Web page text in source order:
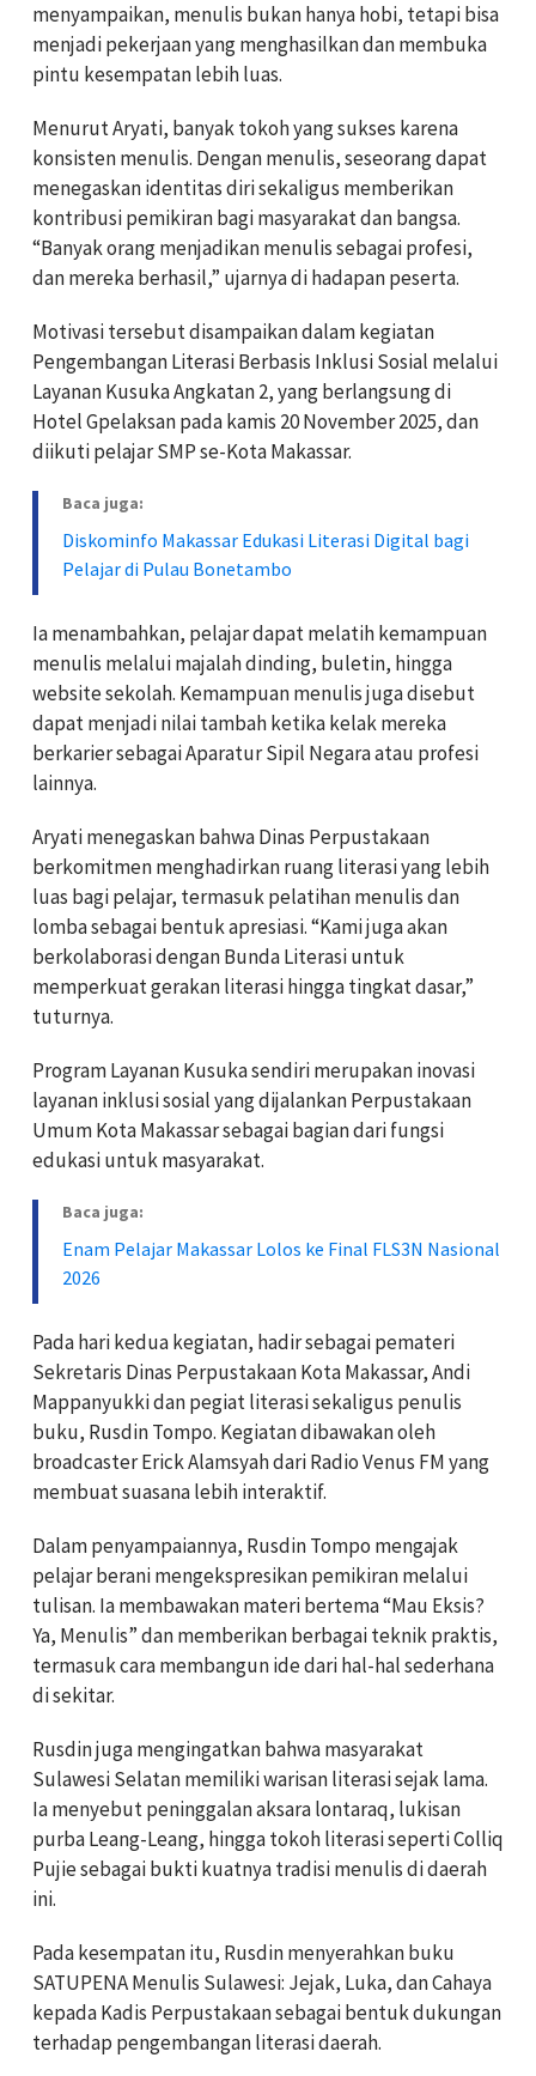
menyampaikan, menulis bukan hanya hobi, tetapi bisa
menjadi pekerjaan yang menghasilkan dan membuka
pintu kesempatan lebih luas.
Menurut Aryati, banyak tokoh yang sukses karena
konsisten menulis. Dengan menulis, seseorang dapat
menegaskan identitas diri sekaligus memberikan
kontribusi pemikiran bagi masyarakat dan bangsa.
“Banyak orang menjadikan menulis sebagai profesi,
dan mereka berhasil,” ujarnya di hadapan peserta.
Motivasi tersebut disampaikan dalam kegiatan
Pengembangan Literasi Berbasis Inklusi Sosial melalui
Layanan Kusuka Angkatan 2, yang berlangsung di
Hotel Gpelaksan pada kamis 20 November 2025, dan
diikuti pelajar SMP se-Kota Makassar.
Baca juga:
Diskominfo Makassar Edukasi Literasi Digital bagi
Pelajar di Pulau Bonetambo
Ia menambahkan, pelajar dapat melatih kemampuan
menulis melalui majalah dinding, buletin, hingga
website sekolah. Kemampuan menulis juga disebut
dapat menjadi nilai tambah ketika kelak mereka
berkarier sebagai Aparatur Sipil Negara atau profesi
lainnya.
Aryati menegaskan bahwa Dinas Perpustakaan
berkomitmen menghadirkan ruang literasi yang lebih
luas bagi pelajar, termasuk pelatihan menulis dan
lomba sebagai bentuk apresiasi. “Kami juga akan
berkolaborasi dengan Bunda Literasi untuk
memperkuat gerakan literasi hingga tingkat dasar,”
tuturnya.
Program Layanan Kusuka sendiri merupakan inovasi
layanan inklusi sosial yang dijalankan Perpustakaan
Umum Kota Makassar sebagai bagian dari fungsi
edukasi untuk masyarakat.
Baca juga:
Enam Pelajar Makassar Lolos ke Final FLS3N Nasional
2026
Pada hari kedua kegiatan, hadir sebagai pemateri
Sekretaris Dinas Perpustakaan Kota Makassar, Andi
Mappanyukki dan pegiat literasi sekaligus penulis
buku, Rusdin Tompo. Kegiatan dibawakan oleh
broadcaster Erick Alamsyah dari Radio Venus FM yang
membuat suasana lebih interaktif.
Dalam penyampaiannya, Rusdin Tompo mengajak
pelajar berani mengekspresikan pemikiran melalui
tulisan. Ia membawakan materi bertema “Mau Eksis?
Ya, Menulis” dan memberikan berbagai teknik praktis,
termasuk cara membangun ide dari hal-hal sederhana
di sekitar.
Rusdin juga mengingatkan bahwa masyarakat
Sulawesi Selatan memiliki warisan literasi sejak lama.
Ia menyebut peninggalan aksara lontaraq, lukisan
purba Leang-Leang, hingga tokoh literasi seperti Colliq
Pujie sebagai bukti kuatnya tradisi menulis di daerah
ini.
Pada kesempatan itu, Rusdin menyerahkan buku
SATUPENA Menulis Sulawesi: Jejak, Luka, dan Cahaya
kepada Kadis Perpustakaan sebagai bentuk dukungan
terhadap pengembangan literasi daerah.